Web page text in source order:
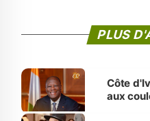
PLUS
Côte
aux